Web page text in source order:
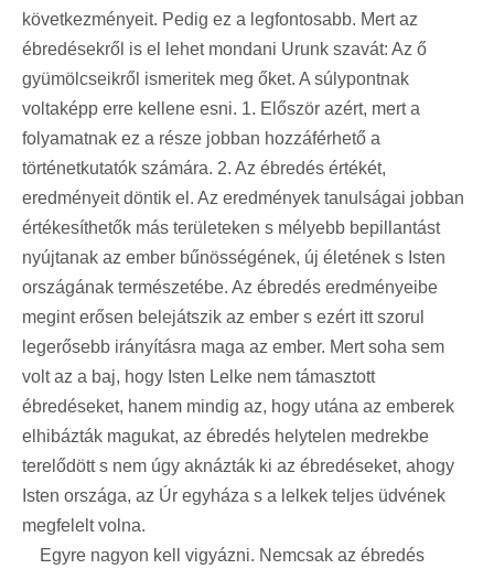
következményeit. Pedig ez a legfontosabb. Mert az
ébredésekről is el lehet mondani Urunk szavát: Az ő
gyümölcseikről ismeritek meg őket. A súlypontnak
voltaképp erre kellene esni. 1. Először azért, mert a
folyamatnak ez a része jobban hozzáférhető a
történetkutatók számára. 2. Az ébredés értékét,
eredményeit döntik el. Az eredmények tanulságai jobban
értékesíthetők más területeken s mélyebb bepillantást
nyújtanak az ember bűnösségének, új életének s Isten
országának természetébe. Az ébredés eredményeibe
megint erősen belejátszik az ember s ezért itt szorul
legerősebb irányításra maga az ember. Mert soha sem
volt az a baj, hogy Isten Lelke nem támasztott
ébredéseket, hanem mindig az, hogy utána az emberek
elhibázták magukat, az ébredés helytelen medrekbe
terelődött s nem úgy aknázták ki az ébredéseket, ahogy
Isten országa, az Úr egyháza s a lelkek teljes üdvének
megfelelt volna.
Egyre nagyon kell vigyázni. Nemcsak az ébredés